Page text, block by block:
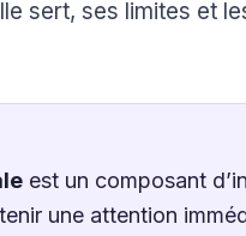
sert, ses limites et
est un composant
une attention